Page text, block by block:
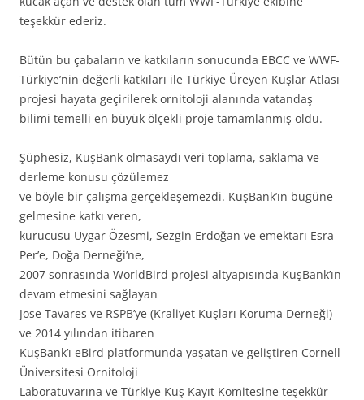
teşekkür ederiz.
Bütün bu çabaların ve katkıların sonucunda EBCC ve WWF-
Türkiye’nin değerli katkıları ile Türkiye Üreyen Kuşlar Atlası
projesi hayata geçirilerek ornitoloji alanında vatandaş
bilimi temelli en büyük ölçekli proje tamamlanmış oldu.
Şüphesiz, KuşBank olmasaydı veri toplama, saklama ve
derleme konusu çözülemez
ve böyle bir çalışma gerçekleşemezdi. KuşBank’ın bugüne
gelmesine katkı veren,
kurucusu Uygar Özesmi, Sezgin Erdoğan ve emektarı Esra
Per’e, Doğa Derneği’ne,
2007 sonrasında WorldBird projesi altyapısında KuşBank’ın
devam etmesini sağlayan
Jose Tavares ve RSPB’ye (Kraliyet Kuşları Koruma Derneği)
ve 2014 yılından itibaren
KuşBank’ı eBird platformunda yaşatan ve geliştiren Cornell
Üniversitesi Ornitoloji
Laboratuvarına ve Türkiye Kuş Kayıt Komitesine teşekkür